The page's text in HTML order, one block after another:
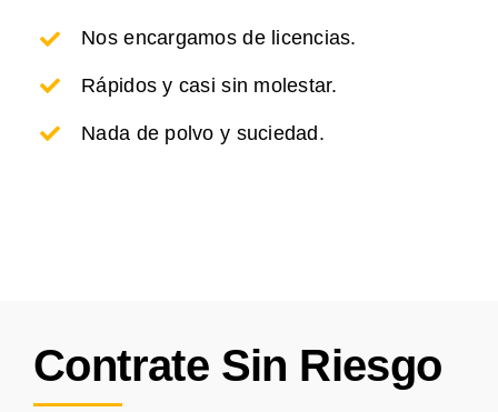
Nos encargamos de licencias.
Rápidos y casi sin molestar.
Nada de polvo y suciedad.
Contrate Sin Riesgo